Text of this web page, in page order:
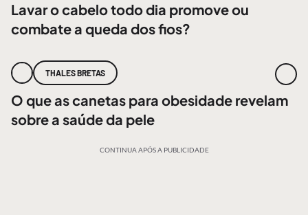
Lavar o cabelo todo dia promove ou
combate a queda dos fios?
THALES BRETAS
O que as canetas para obesidade revelam
sobre a saúde da pele
CONTINUA APÓS A PUBLICIDADE